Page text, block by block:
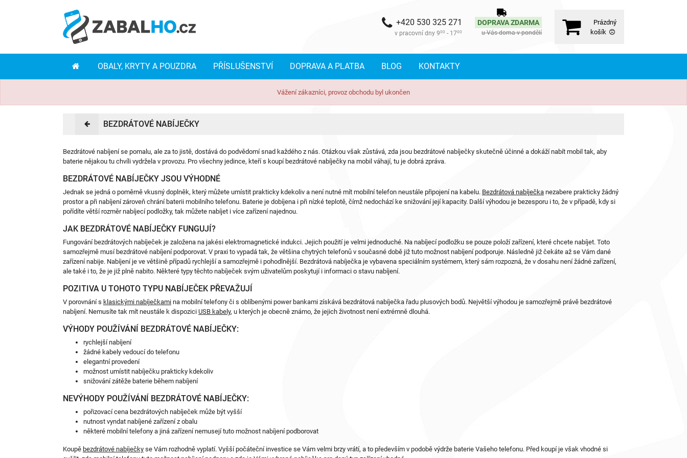
Prázdný
košík
DOPRAVA ZDARMA
u Vás doma v pondělí
+420 530 325 271
v pracovní dny 900 - 1700
OBALY, KRYTY A POUZDRA PŘÍSLUŠENSTVÍ DOPRAVA A PLATBA BLOG KONTAKTY
Vážení zákazníci, provoz obchodu byl ukončen
BEZDRÁTOVÉ NABÍJEČKY
Bezdrátové nabíjení se pomalu, ale za to jistě, dostává do podvědomí snad každého z nás. Otázkou však zůstává, zda jsou bezdrátové nabíječky skutečně účinné a dokáží nabít mobil tak, aby
baterie nějakou tu chvíli vydržela v provozu. Pro všechny jedince, kteří s koupí bezdrátové nabíječky na mobil váhají, tu je dobrá zpráva.
BEZDRÁTOVÉ NABÍJEČKY JSOU VÝHODNÉ
Jednak se jedná o poměrně vkusný doplněk, který můžete umístit prakticky kdekoliv a není nutné mít mobilní telefon neustále připojení na kabelu. Bezdrátová nabíječkanezabere prakticky žádný
prostor a při nabíjení zároveň chrání baterii mobilního telefonu. Baterie je dobíjena i při nízké teplotě, čímž nedochází ke snižování její kapacity. Další výhodou je bezesporu i to, že v případě, kdy si
pořídíte větší rozměr nabíjecí podložky, tak můžete nabíjet i více zařízení najednou.
JAK BEZDRÁTOVÉ NABÍJEČKY FUNGUJÍ?
Fungování bezdrátových nabíječek je založena na jakési elektromagnetické indukci. Jejich použití je velmi jednoduché. Na nabíjecí podložku se pouze položí zařízení, které chcete nabíjet. Toto
samozřejmě musí bezdrátové nabíjení podporovat. V praxi to vypadá tak, že většina chytrých telefonů v současné době již tuto možnost nabíjení podporuje. Následně již čekáte až se Vám dané
zařízení nabije. Nabíjení je ve většině případů rychlejší a samozřejmě i pohodlnější. Bezdrátová nabíječka je vybavena speciálním systémem, který sám rozpozná, že v dosahu není žádné zařízení,
ale také i to, že je již plně nabito. Některé typy těchto nabíječek svým uživatelům poskytují i informaci o stavu nabíjení.
POZITIVA U TOHOTO TYPU NABÍJEČEK PŘEVAŽUJÍ
V porovnání s klasickými nabíječkamina mobilní telefony či s oblíbenými power bankami získává bezdrátová nabíječka řadu plusových bodů. Největší výhodou je samozřejmě právě bezdrátové
nabíjení. Nemusíte tak mít neustále k dispozici USB kabely, u kterých je obecně známo, že jejich životnost není extrémně dlouhá.
VÝHODY POUŽÍVÁNÍ BEZDRÁTOVÉ NABÍJEČKY:
rychlejší nabíjení
žádné kabely vedoucí do telefonu
elegantní provedení
možnost umístit nabíječku prakticky kdekoliv
snižování zátěže baterie během nabíjení
NEVÝHODY POUŽÍVÁNÍ BEZDRÁTOVÉ NABÍJEČKY:
pořizovací cena bezdrátových nabíječek může být vyšší
nutnost vyndat nabíjené zařízení z obalu
některé mobilní telefony a jiná zařízení nemusejí tuto možnost nabíjení podborovat
Koupě bezdrátové nabíječkyse Vám rozhodně vyplatí. Vyšší počáteční investice se Vám velmi brzy vrátí, a to především v podobě výdrže baterie Vašeho telefonu. Před koupí je však vhodné si